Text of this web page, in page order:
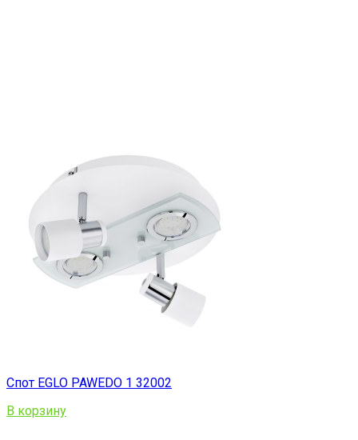
Спот EGLO PAWEDO 1 32002
В корзину